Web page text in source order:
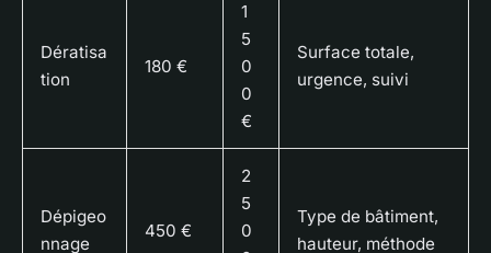
Dératisa
tion
180 €
1
5
0
0
€
Surface totale,
urgence, suivi
Dépigeo
nnage
450 €
2
5
0
Type de bâtiment,
hauteur, méthode